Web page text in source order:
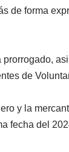
de forma
de
y la
fecha del